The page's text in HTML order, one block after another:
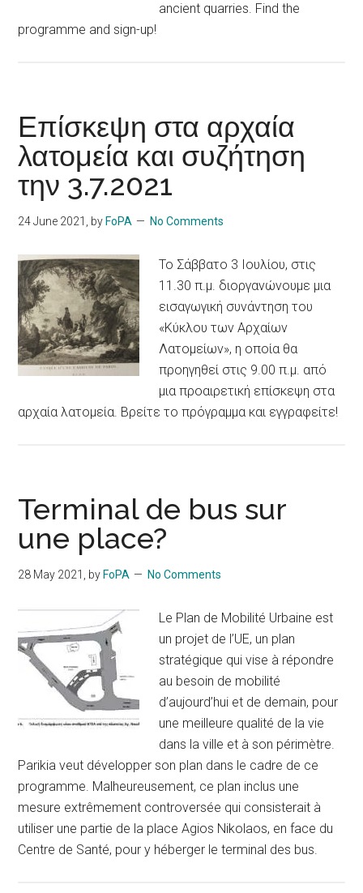
ancient quarries. Find the
programme and sign-up!
Επίσκεψη στα αρχαία
λατομεία και συζήτηση
την 3.7.2021
24 June 2021 , by FoPA No Comments
Το Σάββατο 3 Ιουλίου, στις
11.30 π.μ. διοργανώνουμε μια
εισαγωγική συνάντηση του
«Κύκλου των Αρχαίων
Λατομείων», η οποία θα
προηγηθεί στις 9.00 π.μ. από
μια προαιρετική επίσκεψη στα
αρχαία λατομεία. Βρείτε το πρόγραμμα και εγγραφείτε!
Terminal de bus sur
une place?
28 May 2021 , by FoPA No Comments
Le Plan de Mobilité Urbaine est
un projet de l’UE, un plan
stratégique qui vise à répondre
au besoin de mobilité
d’aujourd’hui et de demain, pour
une meilleure qualité de la vie
dans la ville et à son périmètre.
Parikia veut développer son plan dans le cadre de ce
programme. Malheureusement, ce plan inclus une
mesure extrêmement controversée qui consisterait à
utiliser une partie de la place Agios Nikolaos, en face du
Centre de Santé, pour y héberger le terminal des bus.